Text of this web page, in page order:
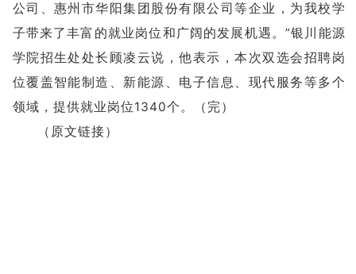
公司、惠州市华阳集团股份有限公司等企业，为我校学
子带来了丰富的就业岗位和广阔的发展机遇。”银川能源
学院招生处处长顾凌云说，他表示，本次双选会招聘岗
位覆盖智能制造、新能源、电子信息、现代服务等多个
领域，提供就业岗位1340个。（完）
（ 原文链接）